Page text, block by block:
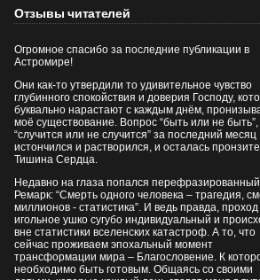
Отзывы читателей
Огромное спасибо за последние публикации в
Астромире!
Они как-то утвердили то удивительное чувство
глубинного спокойствия и доверия Господу,
буквально нарастают с каждым днём,
моё существование. Вопрос “быть или не быть”,
“случится или не случится” за последний месяц
истончился и растворился, и осталась
Тишина Сердца.
Недавно на глаза попался перефразированный
Ремарк: “Смерть одного человека – трагедия,
миллионов - статистика”. И ведь правда, проход
игольное ушко сугубо индивидуальный и
вне статистики вселенских катастроф. А то, что
сейчас проживаем эпохальный момент
трансформации мира – Благословение. К
необходимо быть готовым. Общаясь со своими